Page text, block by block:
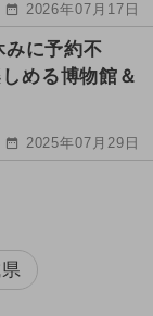
2026年07月17日
みに予約不
める博物館＆
2025年07月29日